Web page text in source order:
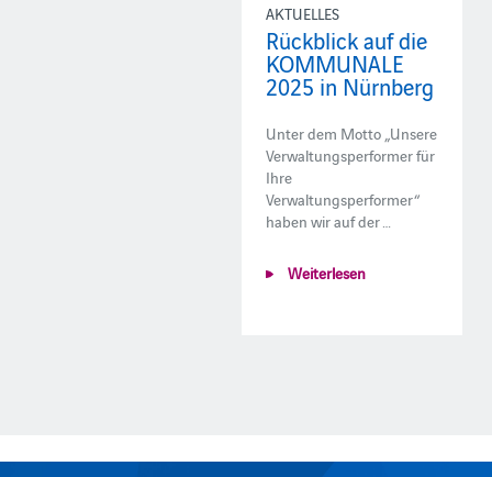
AKTUELLES
Rückblick auf die
KOMMUNALE
2025 in Nürnberg
Unter dem Motto „Unsere
Verwaltungsperformer für
Ihre
Verwaltungsperformer“
haben wir auf der …
Weiterlesen